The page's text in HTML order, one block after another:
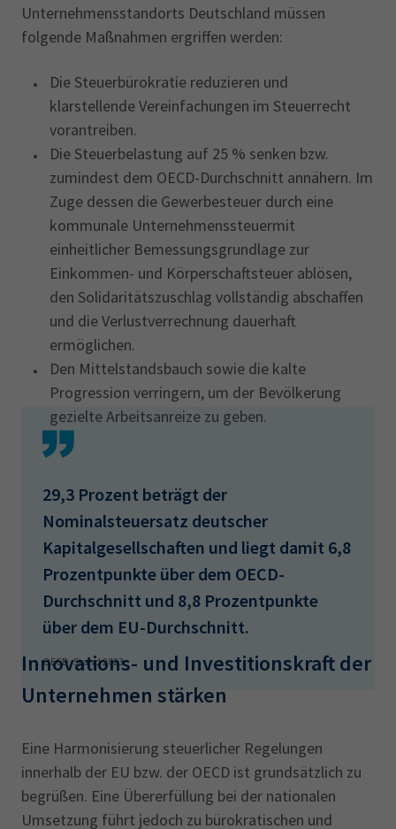
Unternehmensstandorts Deutschland müssen
folgende Maßnahmen ergriffen werden:
Die Steuerbürokratie reduzieren und
klarstellende Vereinfachungen im Steuerrecht
vorantreiben.
Die Steuerbelastung auf 25 % senken bzw.
zumindest dem OECD-Durchschnitt annähern. Im
Zuge dessen die Gewerbesteuer durch eine
kommunale Unternehmenssteuermit
einheitlicher Bemessungsgrundlage zur
Einkommen- und Körperschaftsteuer ablösen,
den Solidaritätszuschlag vollständig abschaffen
und die Verlustverrechnung dauerhaft
ermöglichen.
Den Mittelstandsbauch sowie die kalte
Progression verringern, um der Bevölkerung
gezielte Arbeitsanreize zu geben.
29,3 Prozent beträgt der
Nominalsteuersatz deutscher
Kapitalgesellschaften und liegt damit 6,8
Prozentpunkte über dem OECD-
Durchschnitt und 8,8 Prozentpunkte
über dem EU-Durchschnitt.
OECD, Stand 2023
Innovations- und Investitionskraft der
Unternehmen stärken
Eine Harmonisierung steuerlicher Regelungen
innerhalb der EU bzw. der OECD ist grundsätzlich zu
begrüßen. Eine Übererfüllung bei der nationalen
Umsetzung führt jedoch zu bürokratischen und